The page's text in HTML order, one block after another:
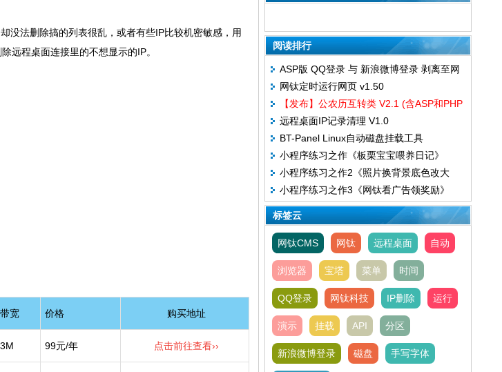
没法删除搞的列表很乱，或者有些IP比较机密敏感，用
远程桌面连接里的不想显示的IP。
带宽 价格 购买地址
3M 99元/年 点击前往查看››
阅读排行
ASP版 QQ登录 与 新浪微博登录 剥离至网
钛文章管理系统(OTCMS)
网钛定时运行网页 v1.50
【发布】公农历互转类 V2.1 (含ASP和PHP
两种版本)
远程桌面IP记录清理 V1.0
BT-Panel Linux自动磁盘挂载工具
小程序练习之作《板栗宝宝喂养日记》
小程序练习之作2《照片换背景底色改大
小》
小程序练习之作3《网钛看广告领奖励》
标签云
网钛CMS 网钛 远程桌面 自动
浏览器 宝塔 菜单 时间
QQ登录 网钛科技 IP删除 运行
演示 挂载 API 分区
新浪微博登录 磁盘 手写字体